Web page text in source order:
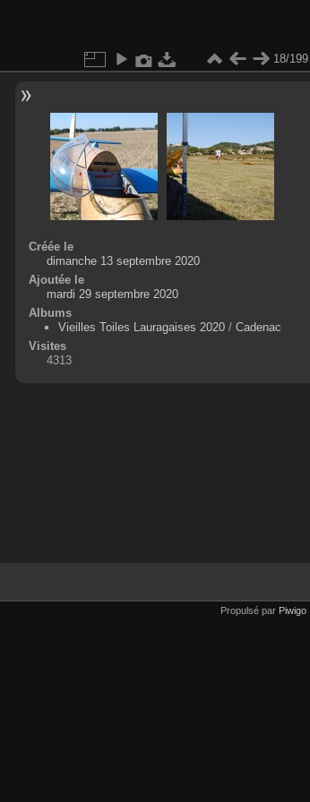
18/199
Créée le
dimanche 13 septembre 2020
Ajoutée le
mardi 29 septembre 2020
Albums
Vieilles Toiles Lauragaises 2020/ Cadenac
Visites
4313
Propulsé par Piwigo